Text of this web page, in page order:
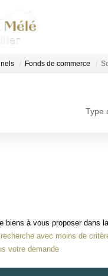
Fonds de commerce
Type
biens à vous proposer dans
avec moins de
votre demande